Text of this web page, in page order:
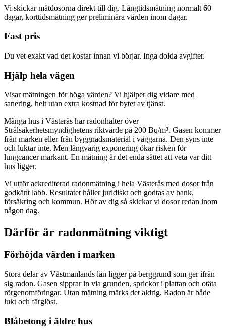
Vi skickar mätdosorna direkt till dig. Långtidsmätning normalt 60
dagar, korttidsmätning ger preliminära värden inom dagar.
Fast pris
Du vet exakt vad det kostar innan vi börjar. Inga dolda avgifter.
Hjälp hela vägen
Visar mätningen för höga värden? Vi hjälper dig vidare med
sanering, helt utan extra kostnad för bytet av tjänst.
Många hus i Västerås har radonhalter över
Strålsäkerhetsmyndighetens riktvärde på 200 Bq/m³. Gasen kommer
från marken eller från byggnadsmaterial i väggarna. Den syns inte
och luktar inte. Men långvarig exponering ökar risken för
lungcancer markant. En mätning är det enda sättet att veta var ditt
hus ligger.
Vi utför ackrediterad radonmätning i hela Västerås med dosor från
godkänt labb. Resultatet håller juridiskt och godtas av bank,
försäkring och kommun. Hör av dig så skickar vi dosor redan inom
någon dag.
Därför är radonmätning viktigt
Förhöjda värden i marken
Stora delar av Västmanlands län ligger på berggrund som ger ifrån
sig radon. Gasen sipprar in via grunden, sprickor i plattan och otäta
rörgenomföringar. Utan mätning märks det aldrig. Radon är både
lukt och färglöst.
Blåbetong i äldre hus